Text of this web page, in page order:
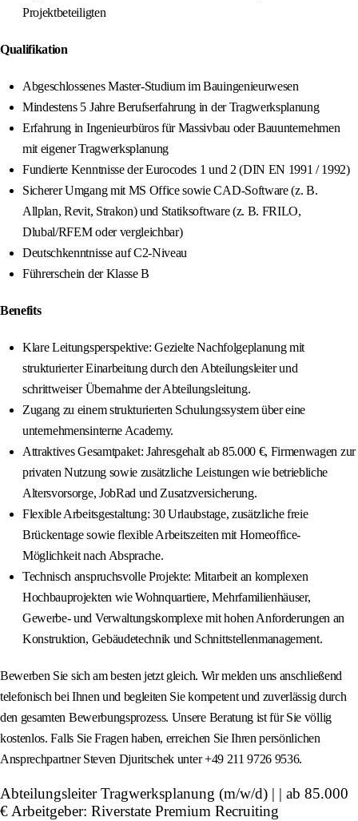
Projektbeteiligten
Qualifikation
Abgeschlossenes Master-Studium im Bauingenieurwesen
Mindestens 5 Jahre Berufserfahrung in der Tragwerksplanung
Erfahrung in Ingenieurbüros für Massivbau oder Bauunternehmen
mit eigener Tragwerksplanung
Fundierte Kenntnisse der Eurocodes 1 und 2 (DIN EN 1991 / 1992)
Sicherer Umgang mit MS Office sowie CAD-Software (z. B.
Allplan, Revit, Strakon) und Statiksoftware (z. B. FRILO,
Dlubal/RFEM oder vergleichbar)
Deutschkenntnisse auf C2-Niveau
Führerschein der Klasse B
Benefits
Klare Leitungsperspektive: Gezielte Nachfolgeplanung mit
strukturierter Einarbeitung durch den Abteilungsleiter und
schrittweiser Übernahme der Abteilungsleitung.
Zugang zu einem strukturierten Schulungssystem über eine
unternehmensinterne Academy.
Attraktives Gesamtpaket: Jahresgehalt ab 85.000 €, Firmenwagen zur
privaten Nutzung sowie zusätzliche Leistungen wie betriebliche
Altersvorsorge, JobRad und Zusatzversicherung.
Flexible Arbeitsgestaltung: 30 Urlaubstage, zusätzliche freie
Brückentage sowie flexible Arbeitszeiten mit Homeoffice-
Möglichkeit nach Absprache.
Technisch anspruchsvolle Projekte: Mitarbeit an komplexen
Hochbauprojekten wie Wohnquartiere, Mehrfamilienhäuser,
Gewerbe- und Verwaltungskomplexe mit hohen Anforderungen an
Konstruktion, Gebäudetechnik und Schnittstellenmanagement.
Bewerben Sie sich am besten jetzt gleich. Wir melden uns anschließend
telefonisch bei Ihnen und begleiten Sie kompetent und zuverlässig durch
den gesamten Bewerbungsprozess. Unsere Beratung ist für Sie völlig
kostenlos. Falls Sie Fragen haben, erreichen Sie Ihren persönlichen
Ansprechpartner Steven Djuritschek unter +49 211 9726 9536.
Abteilungsleiter Tragwerksplanung (m/w/d) | | ab 85.000
€ Arbeitgeber: Riverstate Premium Recruiting